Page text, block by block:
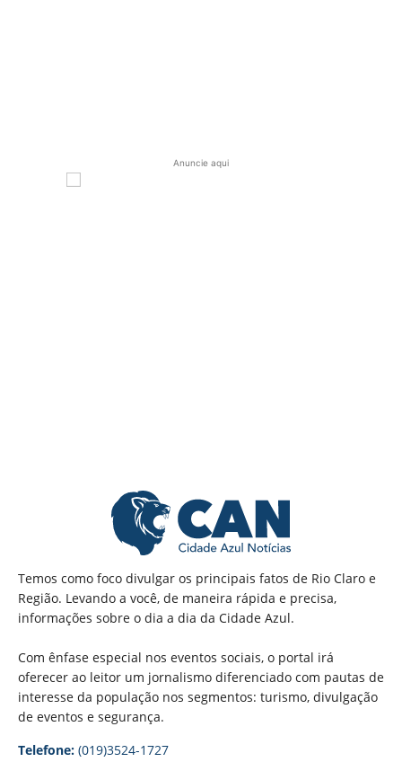
Anuncie aqui
Temos como foco divulgar os principais fatos de Rio Claro e
Região. Levando a você, de maneira rápida e precisa,
informações sobre o dia a dia da Cidade Azul.
Com ênfase especial nos eventos sociais, o portal irá
oferecer ao leitor um jornalismo diferenciado com pautas de
interesse da população nos segmentos: turismo, divulgação
de eventos e segurança.
Telefone: (019)3524-1727